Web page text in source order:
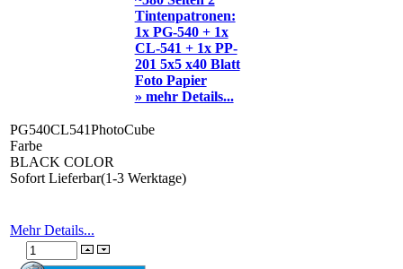
Tintenpatronen:
1x PG-540 + 1x
CL-541 + 1x PP-
201 5x5 x40 Blatt
Foto Papier
» mehr Details...
PG540CL541PhotoCube
Farbe
BLACK COLOR
Sofort Lieferbar(1-3 Werktage)
Mehr Details...